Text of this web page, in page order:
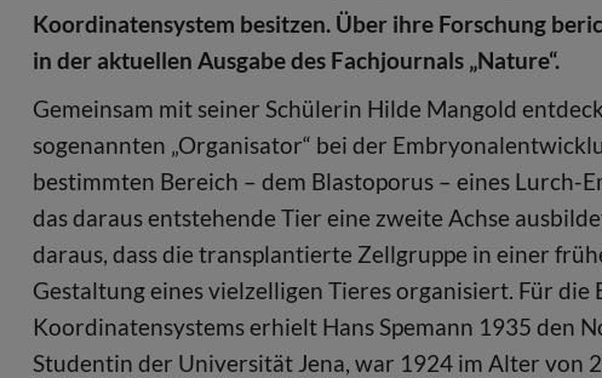
Koordinatensystem besitzen. Über ihre Forschung
in der aktuellen Ausgabe des Fachjournals „Nature“.
Gemeinsam mit seiner Schülerin Hilde Mangold
sogenannten „Organisator“ bei der
bestimmten Bereich – dem Blastoporus – eines Lurch-
das daraus entstehende Tier eine zweite Achse
daraus, dass die transplantierte Zellgruppe in einer
Gestaltung eines vielzelligen Tieres organisiert. Für die
Koordinatensystems erhielt Hans Spemann 1935 den
Studentin der Universität Jena, war 1924 im Alter von